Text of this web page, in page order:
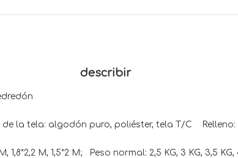
describir
de la tela: algodón puro, poliéster, tela T/C
1,5*2 M; Peso normal: 2,5 KG, 3 KG, 3,5 KG, 4